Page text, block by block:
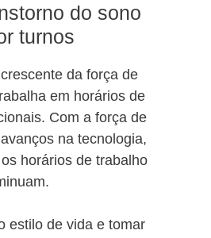
do sono
turnos
da força de
em horários de
Com a força de
na tecnologia,
horários de trabalho
estilo de vida e tomar